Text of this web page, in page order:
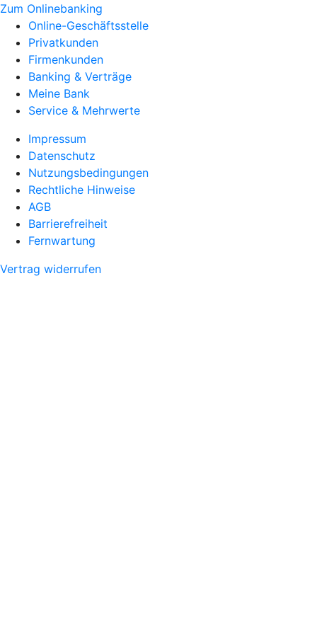
Zum Onlinebanking
Online-Geschäftsstelle
Privatkunden
Firmenkunden
Banking & Verträge
Meine Bank
Service & Mehrwerte
Impressum
Datenschutz
Nutzungsbedingungen
Rechtliche Hinweise
AGB
Barrierefreiheit
Fernwartung
Vertrag widerrufen